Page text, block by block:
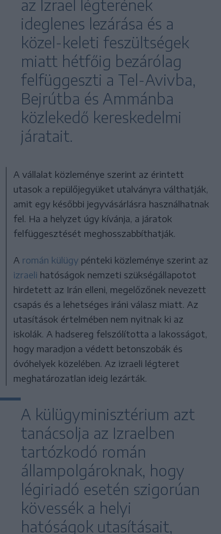
az Izrael légterének
ideglenes lezárása és a
közel-keleti feszültségek
miatt hétfőig bezárólag
felfüggeszti a Tel-Avivba,
Bejrútba és Ammánba
közlekedő kereskedelmi
járatait.
A vállalat közleménye szerint az érintett
utasok a repülőjegyüket utalványra válthatják,
amit egy későbbi jegyvásárlásra használhatnak
fel. Ha a helyzet úgy kívánja, a járatok
felfüggesztését meghosszabbíthatják.
A román külügy pénteki közleménye szerint az
izraeli hatóságok nemzeti szükségállapotot
hirdetett az Irán elleni, megelőzőnek nevezett
csapás és a lehetséges iráni válasz miatt. Az
utasítások értelmében nem nyitnak ki az
iskolák. A hadsereg felszólította a lakosságot,
hogy maradjon a védett betonszobák és
óvóhelyek közelében. Az izraeli légteret
meghatározatlan ideig lezárták.
A külügyminisztérium azt
tanácsolja az Izraelben
tartózkodó román
állampolgároknak, hogy
légiriadó esetén szigorúan
kövessék a helyi
hatóságok utasításait,